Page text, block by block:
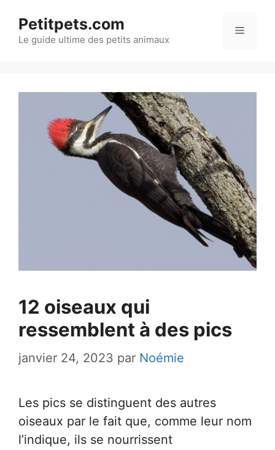
contenu
Petitpets.com
Le guide ultime des petits animaux
Menu
12 oiseaux qui
ressemblent à des pics
janvier 24, 2023 par Noémie
Les pics se distinguent des autres
oiseaux par le fait que, comme leur nom
l’indique, ils se nourrissent